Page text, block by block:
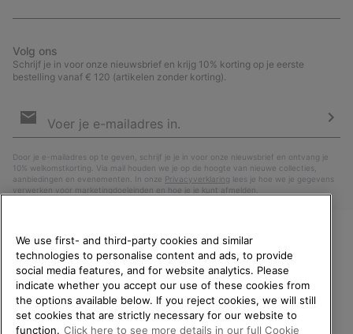
Volg ons
Schrijf je in voor onze nieuwsbrief en krijg 10% korting op je eerste
bestelling vanaf € 120 (artikelen zonder korting).
voor
Door je e-mailadres op te geven, schrijf je je in voor onze nieuwsbrief en ontvang je
10% welkomstkorting. Via mail houden we je op de hoogte van nieuwe collecties,
aanbiedingen en evenementen. In onze Privacyverklaring lees je hoe we je gegevens
verwerken voor marketingdoeleinden en hoe je je kunt afmelden.
WELKOM BIJ SOREL.
SELECTEER JE
VERZENDLOCATIE.
Online shoppen beschikbaar
We use first- and third-party cookies and similar
technologies to personalise content and ads, to provide
social media features, and for website analytics. Please
indicate whether you accept our use of these cookies from
the options available below. If you reject cookies, we will still
set cookies that are strictly necessary for our website to
function. Click here to see more details in our full Cookie